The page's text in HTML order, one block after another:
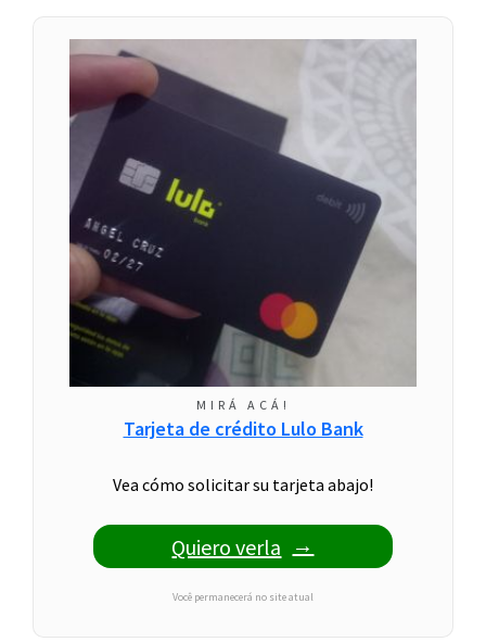
MIRÁ ACÁ!
Tarjeta de crédito Lulo Bank
Vea cómo solicitar su tarjeta abajo!
Quiero verla
Você permanecerá no site atual